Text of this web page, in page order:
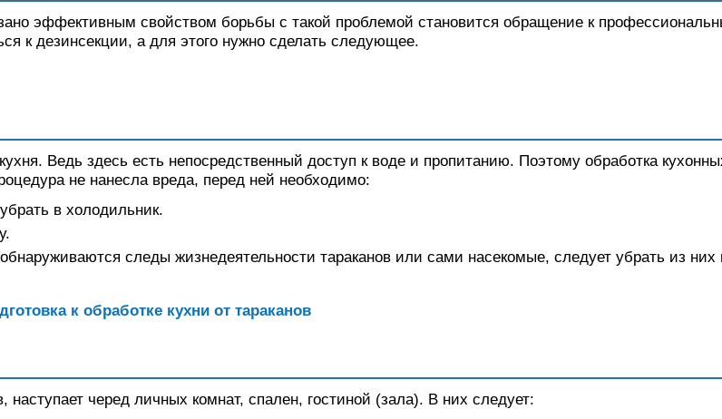
эффективным свойством борьбы с такой проблемой становится обращение к
к дезинсекции, а для этого нужно сделать следующее.
Ведь здесь есть непосредственный доступ к воде и пропитанию. Поэтому обработка
не нанесла вреда, перед ней необходимо:
в холодильник.
следы жизнедеятельности тараканов или сами насекомые, следует убрать из них
наступает черед личных комнат, спален, гостиной (зала). В них следует: